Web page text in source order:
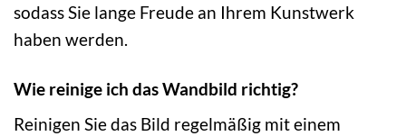
sodass Sie lange Freude an Ihrem Kunstwerk
haben werden.
Wie reinige ich das Wandbild richtig?
Reinigen Sie das Bild regelmäßig mit einem